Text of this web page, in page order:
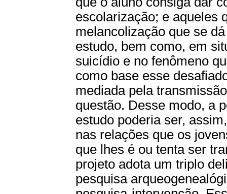
escolarização; e aqueles
melancolização que se
estudo, bem como, em
suicídio e no fenômeno
como base esse
mediada pela
questão. Desse modo, a
estudo poderia ser,
nas relações que os
que lhes é ou tenta ser
projeto adota um triplo
pesquisa